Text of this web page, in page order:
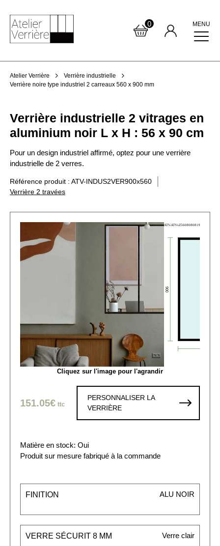
0 MENU
Atelier Verrière
Verrière industrielle
Verrière noire type industriel 2 carreaux 560 x 900 mm
Verrière industrielle 2 vitrages en
aluminium noir L x H : 56 x 90 cm
Pour un design industriel affirmé, optez pour une verrière
industrielle de 2 verres.
Référence produit : ATV-INDUS2VER900x560
Verrière 2 travées
Cliquez sur l'image pour l'agrandir
151.05€ ttc
PERSONNALISER LA
VERRIÈRE
Matière en stock: Oui
Produit sur mesure fabriqué à la commande
FINITION ALU NOIR
VERRE SÉCURIT 8 MM Verre clair